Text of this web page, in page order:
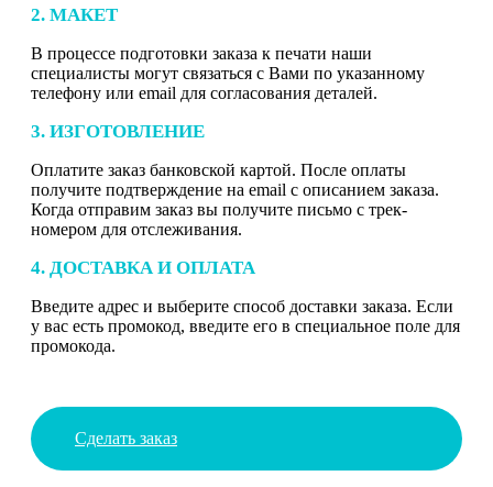
2. МАКЕТ
В процессе подготовки заказа к печати наши
специалисты могут связаться с Вами по указанному
телефону или email для согласования деталей.
3. ИЗГОТОВЛЕНИЕ
Оплатите заказ банковской картой. После оплаты
получите подтверждение на email с описанием заказа.
Когда отправим заказ вы получите письмо с трек-
номером для отслеживания.
4. ДОСТАВКА И ОПЛАТА
Введите адрес и выберите способ доставки заказа. Если
у вас есть промокод, введите его в специальное поле для
промокода.
Сделать заказ